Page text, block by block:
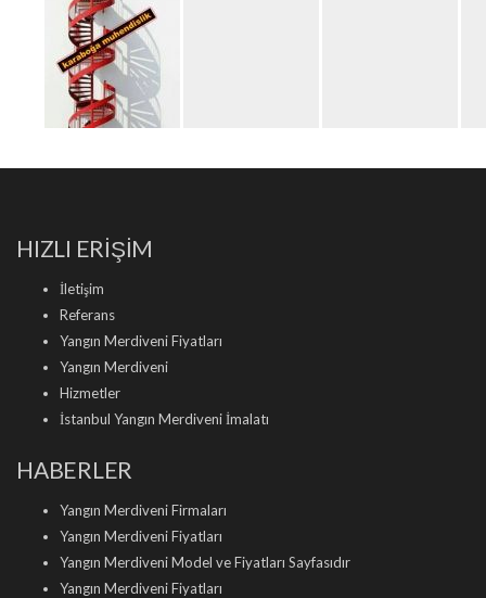
HIZLI ERİŞİM
İletişim
Referans
Yangın Merdiveni Fiyatları
Yangın Merdiveni
Hizmetler
İstanbul Yangın Merdiveni İmalatı
HABERLER
Yangın Merdiveni Firmaları
Yangın Merdiveni Fiyatları
Yangın Merdiveni Model ve Fiyatları Sayfasıdır
Yangın Merdiveni Fiyatları